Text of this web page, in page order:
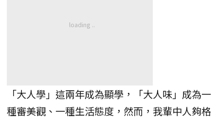
「大人學」這兩年成為顯學，「大人味」成為一
種審美觀、一種生活態度，然而，我輩中人夠格